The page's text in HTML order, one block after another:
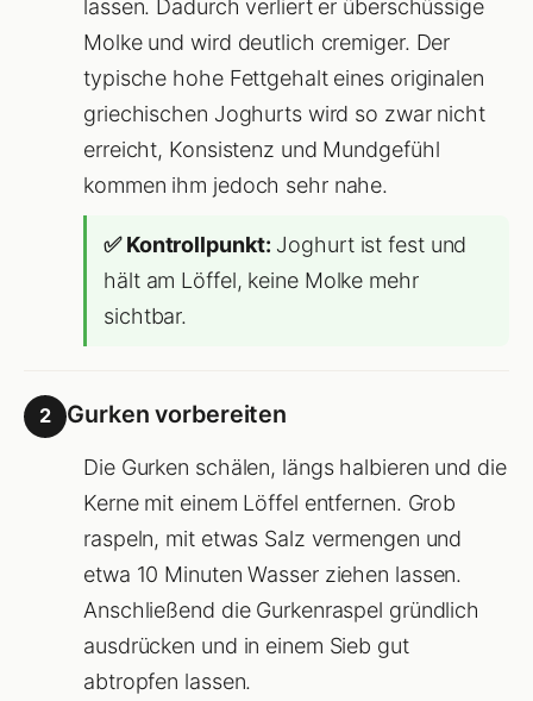
lassen. Dadurch verliert er überschüssige
Molke und wird deutlich cremiger. Der
typische hohe Fettgehalt eines originalen
griechischen Joghurts wird so zwar nicht
erreicht, Konsistenz und Mundgefühl
kommen ihm jedoch sehr nahe.
✅ Kontrollpunkt: Joghurt ist fest und
hält am Löffel, keine Molke mehr
sichtbar.
2 Gurken vorbereiten
Die Gurken schälen, längs halbieren und die
Kerne mit einem Löffel entfernen. Grob
raspeln, mit etwas Salz vermengen und
etwa 10 Minuten Wasser ziehen lassen.
Anschließend die Gurkenraspel gründlich
ausdrücken und in einem Sieb gut
abtropfen lassen.